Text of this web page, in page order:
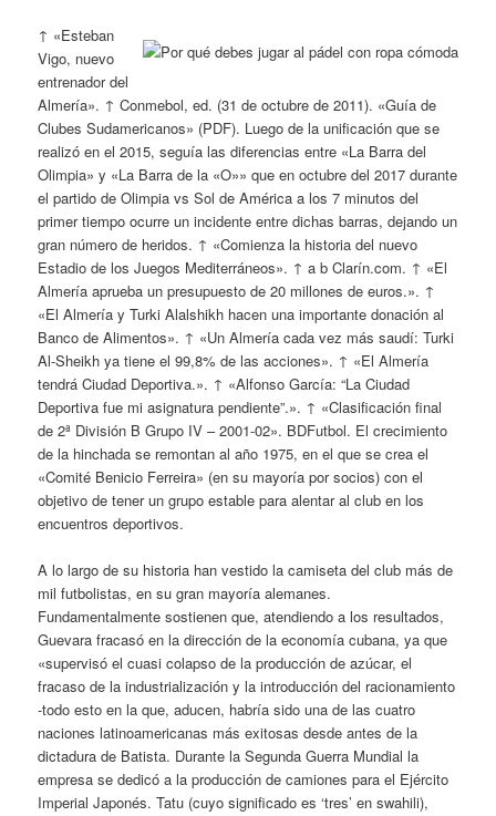
↑ «Esteban
Vigo, nuevo
entrenador del
Almería». ↑ Conmebol, ed. (31 de octubre de 2011). «Guía de
Clubes Sudamericanos» (PDF). Luego de la unificación que se
realizó en el 2015, seguía las diferencias entre «La Barra del
Olimpia» y «La Barra de la «O»» que en octubre del 2017 durante
el partido de Olimpia vs Sol de América a los 7 minutos del
primer tiempo ocurre un incidente entre dichas barras, dejando un
gran número de heridos. ↑ «Comienza la historia del nuevo
Estadio de los Juegos Mediterráneos». ↑ a b Clarín.com. ↑ «El
Almería aprueba un presupuesto de 20 millones de euros.». ↑
«El Almería y Turki Alalshikh hacen una importante donación al
Banco de Alimentos». ↑ «Un Almería cada vez más saudí: Turki
Al-Sheikh ya tiene el 99,8% de las acciones». ↑ «El Almería
tendrá Ciudad Deportiva.». ↑ «Alfonso García: “La Ciudad
Deportiva fue mi asignatura pendiente”.». ↑ «Clasificación final
de 2ª División B Grupo IV – 2001-02». BDFutbol. El crecimiento
de la hinchada se remontan al año 1975, en el que se crea el
«Comité Benicio Ferreira» (en su mayoría por socios) con el
objetivo de tener un grupo estable para alentar al club en los
encuentros deportivos.
A lo largo de su historia han vestido la camiseta del club más de
mil futbolistas, en su gran mayoría alemanes.
Fundamentalmente sostienen que, atendiendo a los resultados,
Guevara fracasó en la dirección de la economía cubana, ya que
«supervisó el cuasi colapso de la producción de azúcar, el
fracaso de la industrialización y la introducción del racionamiento
-todo esto en la que, aducen, habría sido una de las cuatro
naciones latinoamericanas más exitosas desde antes de la
dictadura de Batista. Durante la Segunda Guerra Mundial la
empresa se dedicó a la producción de camiones para el Ejército
Imperial Japonés. Tatu (cuyo significado es ‘tres’ en swahili),